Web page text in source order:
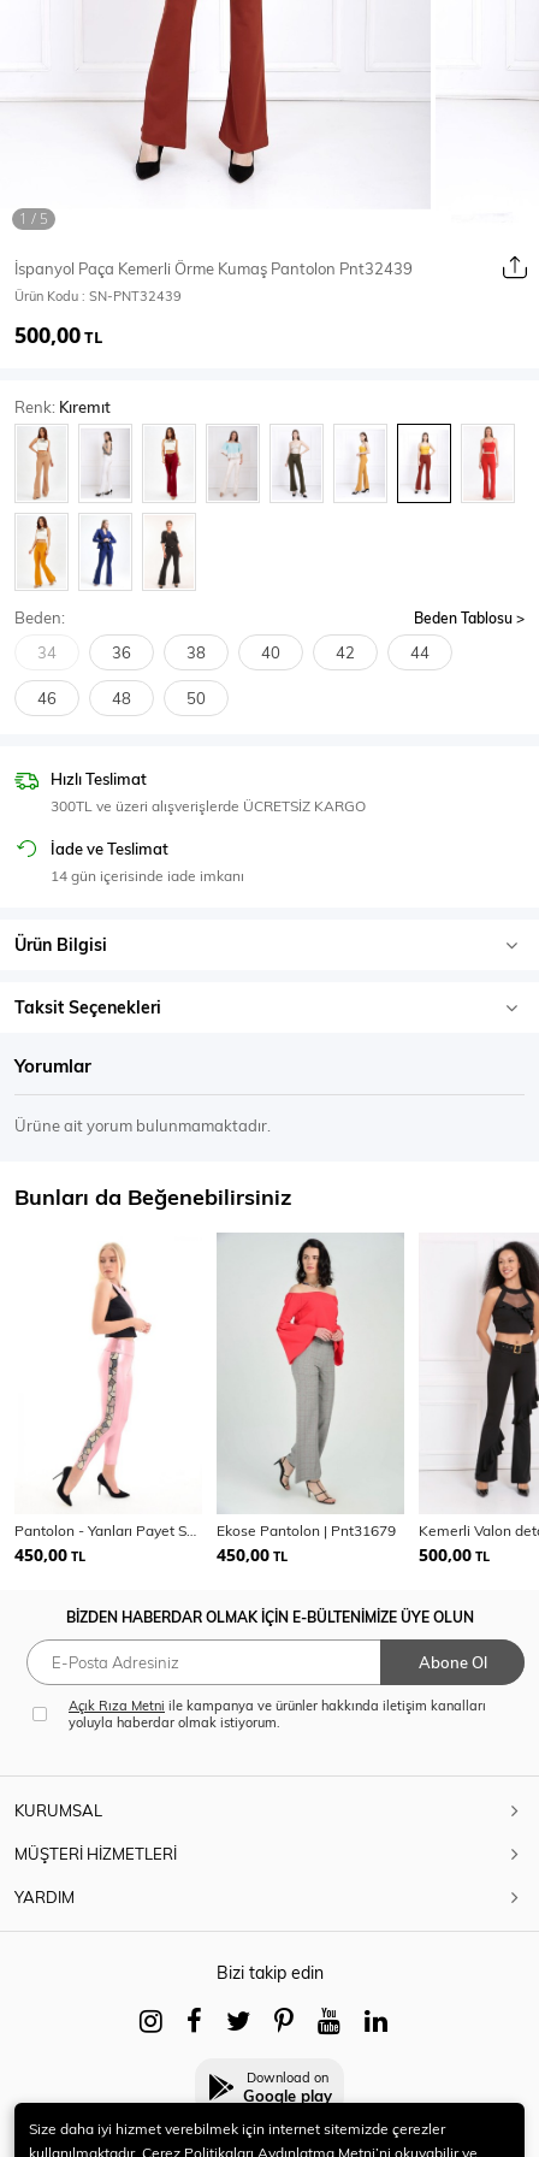
Ceket Mont & Kaban Yağmurluk
T-Shirt
Body Atlet Crop & Büstiyer
SPOR GİYİM
Eşofman Üstü Sweatshirt
İspanyol Paça Kemerli Örme Kumaş Pantolon Pnt32439
Ürün Kodu : SN-PNT32439
500,00TL
Renk: Kıremıt
Beden: Beden Tablosu
34 36 38 40 42 44
46 48 50
Hızlı Teslimat
300TL ve üzeri alışverişlerde ÜCRETSİZ KARGO
İade ve Teslimat
14 gün içerisinde iade imkanı
Ürün Bilgisi
Taksit Seçenekleri
Yorumlar
Ürüne ait yorum bulunmamaktadır.
Bunları da Beğenebilirsiniz
Pantolon - Yanları Payet Seritli Varak Pantolon
450,00 TL
Ekose Pantolon | Pnt31679
450,00 TL 500,00 TL
BİZDEN HABERDAR OLMAK İÇİN E-BÜLTENİMİZE ÜYE OLUN
Abone Ol
Açık Rıza Metni ile kampanya ve ürünler hakkında iletişim kanalları
yoluyla haberdar olmak istiyorum.
KURUMSAL
MÜŞTERİ HİZMETLERİ
YARDIM
Bizi takip edin
Download on
Google play
Size daha iyi hizmet verebilmek için internet sitemizde çerezler
kullanılmaktadır. Çerez Politikaları Aydınlatma Metni’ni okuyabilir ve